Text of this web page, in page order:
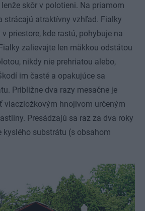
skôr v polotieni. Na priamom
strácajú atraktívny vzhľad. Fialky
priestore, kde rastú, pohybuje na
zalievajte len mäkkou odstátou
nikdy nie prehriatou alebo,
im časté a opakujúce sa
Približne dva razy mesačne je
viaczložkovým hnojivom určeným
Presádzajú sa raz za dva roky
kyslého substrátu (s obsahom